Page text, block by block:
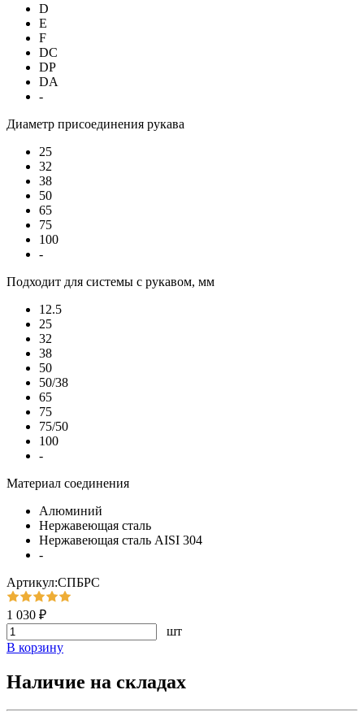
D
E
F
DC
DP
DA
-
Диаметр присоединения рукава
25
32
38
50
65
75
100
-
Подходит для системы с рукавом, мм
12.5
25
32
38
50
50/38
65
75
75/50
100
-
Материал соединения
Алюминий
Нержавеющая сталь
Нержавеющая сталь AISI 304
-
Артикул:СПБРС
1 030 ₽
шт
В корзину
Наличие на складах